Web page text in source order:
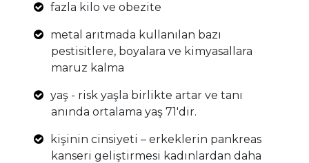
fazla kilo ve obezite
metal arıtmada kullanılan bazı
pestisitlere, boyalara ve kimyasallara
maruz kalma
yaş - risk yaşla birlikte artar ve tanı
anında ortalama yaş 71'dir.
kişinin cinsiyeti – erkeklerin pankreas
kanseri geliştirmesi kadınlardan daha